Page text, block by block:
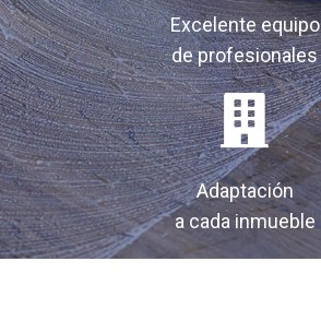
Excelente equipo
de profesionales
Adaptación
a cada inmueble